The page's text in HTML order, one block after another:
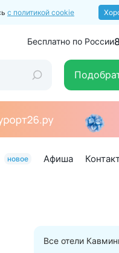
с политикой cookie
Бесплатно по России
новое Афиша
Все отели